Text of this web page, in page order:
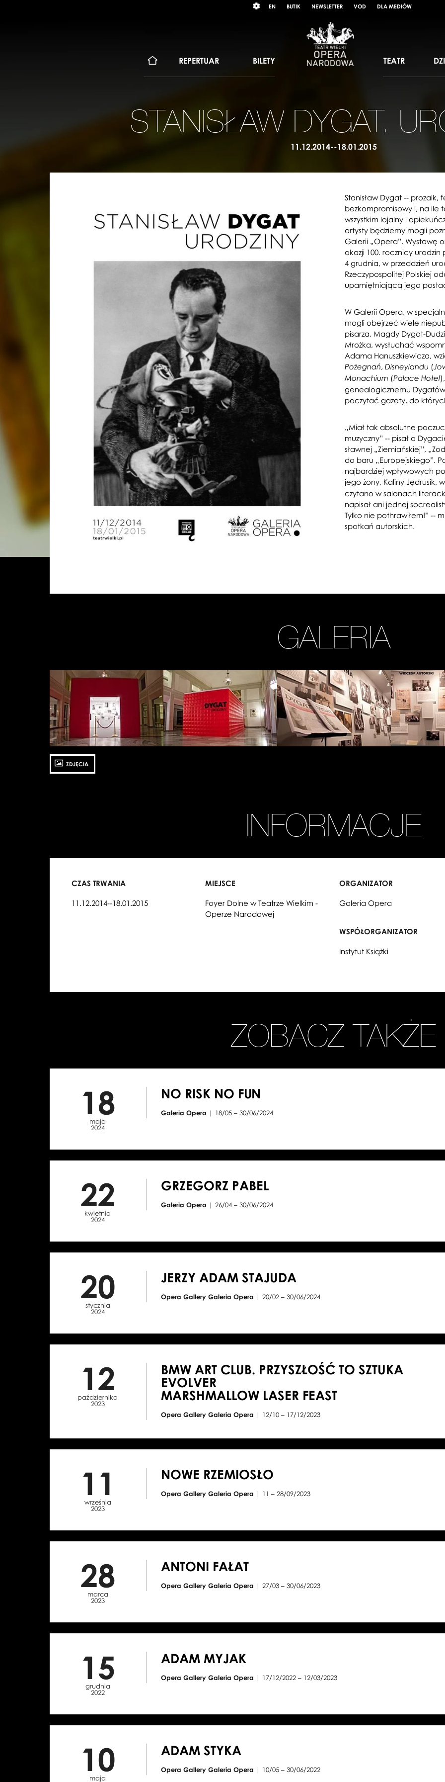
język
EN BUTIK NEWSLETTER VOD DLA MEDIÓW
REPERTUAR BILETY TEATR
STANISŁAW DYGAT.
11.12.2014--18.01.2015
Stanisław Dygat -- prozaik,
bezkompromisowy i, na ile
wszystkim lojalny i
artysty będziemy mogli
Galerii „Opera”. Wystawę
okazji 100. rocznicy
4 grudnia, w przeddzień
Rzeczypospolitej Polskiej
upamiętniającą jego
W Galerii Opera, w
mogli obejrzeć wiele
pisarza, Magdy Dygat-
Mrożka, wysłuchać
Adama Hanuszkiewicza,
Pożegnań, Disneylandu (
Monachium (Palace Hotel
genealogicznemu
poczytać gazety, do
„Miał tak absolutne
muzyczny” -- pisał o
sławnej „Ziemiańskiej”,
do baru „Europejskiego”.
najbardziej wpływowych
jego żony, Kaliny Jędrusik,
czytano w salonach
napisał ani jednej
Tylko nie pothrawiłem!” --
spotkań autorskich.
GALERIA
Zobacz
zdjęcie:
fot.
Jarosław
Mazurek
Zobacz
zdjęcie:
fot.
Jarosław
Mazurek
Zobacz
zdjęcie:
fot.
Jarosław
Mazurek
Zobacz
zdjęcie:
fot.
Jarosław
Mazurek
ZDJĘCIA
INFORMACJE
CZAS TRWANIA
11.12.2014--18.01.2015
MIEJSCE
Foyer Dolne w Teatrze Wielkim -
Operze Narodowej
ORGANIZATOR
Galeria Opera
WSPÓŁORGANIZATOR
Instytut Książki
ZOBACZ TAKŻE
18
maja
2024
NO RISK NO FUN
Galeria Opera | 18/05 – 30/06/2024
22
kwietnia
2024
GRZEGORZ PABEL
Galeria Opera | 26/04 – 30/06/2024
20
stycznia
2024
JERZY ADAM STAJUDA
Opera Gallery Galeria Opera | 20/02 – 30/06/2024
12
października
2023
BMW ART CLUB. PRZYSZŁOŚĆ TO SZTUKA
EVOLVER
MARSHMALLOW LASER FEAST
Opera Gallery Galeria Opera | 12/10 – 17/12/2023
11
września
2023
NOWE RZEMIOSŁO
Opera Gallery Galeria Opera | 11 – 28/09/2023
28
marca
2023
ANTONI FAŁAT
Opera Gallery Galeria Opera | 27/03 – 30/06/2023
15
grudnia
2022
ADAM MYJAK
Opera Gallery Galeria Opera | 17/12/2022 – 12/03/2023
10
maja
ADAM STYKA
Opera Gallery Galeria Opera | 10/05 – 30/06/2022